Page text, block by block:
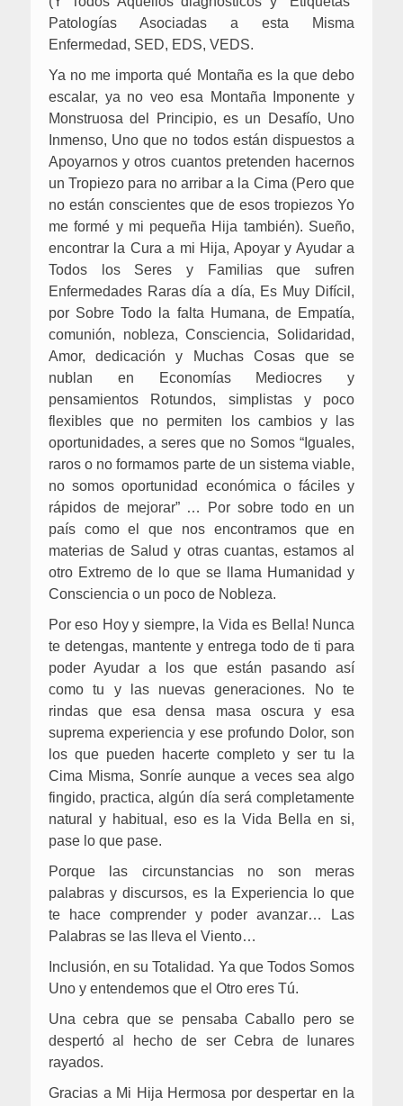
Patologías Asociadas a esta Misma
Enfermedad, SED, EDS, VEDS.
Ya no me importa qué Montaña es la que debo
escalar, ya no veo esa Montaña Imponente y
Monstruosa del Principio, es un Desafío, Uno
Inmenso, Uno que no todos están dispuestos a
Apoyarnos y otros cuantos pretenden hacernos
un Tropiezo para no arribar a la Cima (Pero que
no están conscientes que de esos tropiezos Yo
me formé y mi pequeña Hija también). Sueño,
encontrar la Cura a mi Hija, Apoyar y Ayudar a
Todos los Seres y Familias que sufren
Enfermedades Raras día a día, Es Muy Difícil,
por Sobre Todo la falta Humana, de Empatía,
comunión, nobleza, Consciencia, Solidaridad,
Amor, dedicación y Muchas Cosas que se
nublan en Economías Mediocres y
pensamientos Rotundos, simplistas y poco
flexibles que no permiten los cambios y las
oportunidades, a seres que no Somos “Iguales,
raros o no formamos parte de un sistema viable,
no somos oportunidad económica o fáciles y
rápidos de mejorar” … Por sobre todo en un
país como el que nos encontramos que en
materias de Salud y otras cuantas, estamos al
otro Extremo de lo que se llama Humanidad y
Consciencia o un poco de Nobleza.
Por eso Hoy y siempre, la Vida es Bella! Nunca
te detengas, mantente y entrega todo de ti para
poder Ayudar a los que están pasando así
como tu y las nuevas generaciones. No te
rindas que esa densa masa oscura y esa
suprema experiencia y ese profundo Dolor, son
los que pueden hacerte completo y ser tu la
Cima Misma, Sonríe aunque a veces sea algo
fingido, practica, algún día será completamente
natural y habitual, eso es la Vida Bella en si,
pase lo que pase.
Porque las circunstancias no son meras
palabras y discursos, es la Experiencia lo que
te hace comprender y poder avanzar… Las
Palabras se las lleva el Viento…
Inclusión, en su Totalidad. Ya que Todos Somos
Uno y entendemos que el Otro eres Tú.
Una cebra que se pensaba Caballo pero se
despertó al hecho de ser Cebra de lunares
rayados.
Gracias a Mi Hija Hermosa por despertar en la